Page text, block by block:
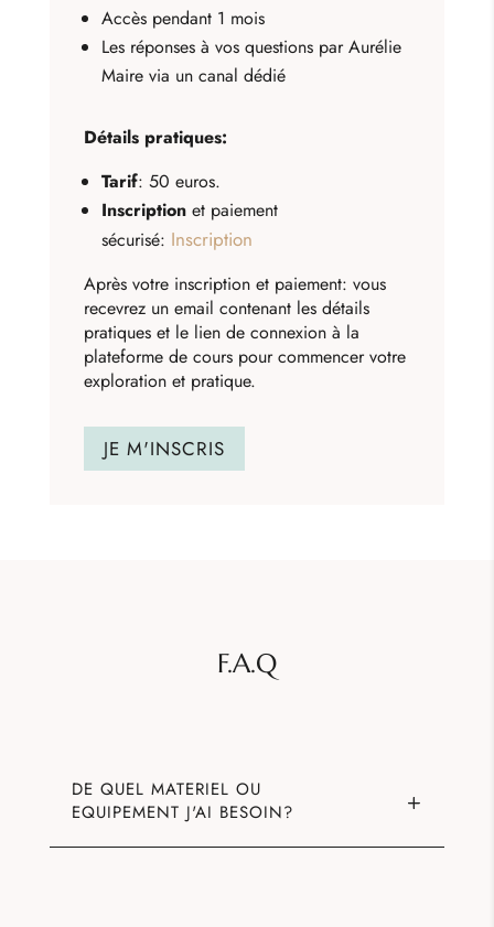
Accès pendant 1 mois
Les réponses à vos questions par Aurélie
Maire via un canal dédié
Détails pratiques:
Tarif: 50 euros.
Inscription et paiement
sécurisé: Inscription
Après votre inscription et paiement: vous
recevrez un email contenant les détails
pratiques et le lien de connexion à la
plateforme de cours pour commencer votre
exploration et pratique.
JE M'INSCRIS
F.A.Q
DE QUEL MATERIEL OU
EQUIPEMENT J'AI BESOIN?